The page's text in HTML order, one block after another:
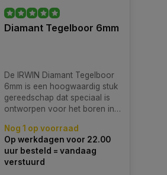
Diamant Tegelboor 6mm
De IRWIN Diamant Tegelboor
6mm is een hoogwaardig stuk
gereedschap dat speciaal is
ontworpen voor het boren in
glas en andere harde
materialen.
Nog 1 op voorraad
Op werkdagen voor 22.00
uur besteld = vandaag
verstuurd